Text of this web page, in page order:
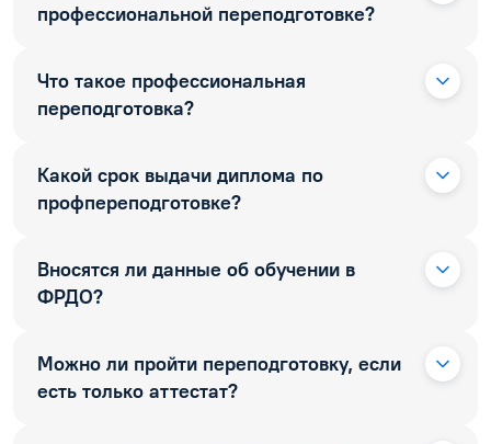
профессиональной переподготовке?
Что такое профессиональная
переподготовка?
Какой срок выдачи диплома по
профпереподготовке?
Вносятся ли данные об обучении в
ФРДО?
Можно ли пройти переподготовку, если
есть только аттестат?